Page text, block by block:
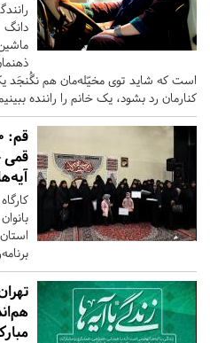
کنارمان رد بشود، یک خانم را راننده
قم:
قمی